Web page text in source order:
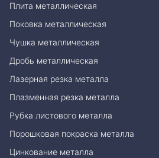
Плита металлическая
Поковка металлическая
Чушка металлическая
Дробь металлическая
Лазерная резка металла
Плазменная резка металла
Рубка листового металла
Порошковая покраска металла
Цинкование металла